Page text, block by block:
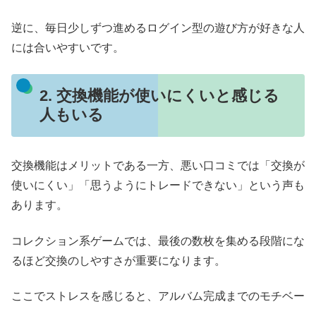
逆に、毎日少しずつ進めるログイン型の遊び方が好きな人
には合いやすいです。
2. 交換機能が使いにくいと感じる
人もいる
交換機能はメリットである一方、悪い口コミでは「交換が
使いにくい」「思うようにトレードできない」という声も
あります。
コレクション系ゲームでは、最後の数枚を集める段階にな
るほど交換のしやすさが重要になります。
ここでストレスを感じると、アルバム完成までのモチベー